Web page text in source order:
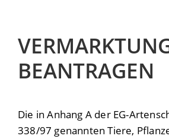
BEANTRAGEN
Die in Anhang A der EG-
338/97 genannten Tiere,